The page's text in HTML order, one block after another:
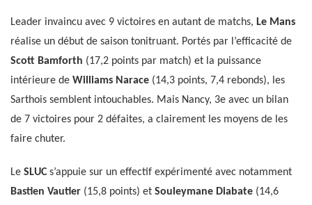
Leader invaincu avec 9 victoires en autant de matchs, Le Mans
réalise un début de saison tonitruant. Portés par l’efficacité de
Scott Bamforth (17,2 points par match) et la puissance
intérieure de Williams Narace (14,3 points, 7,4 rebonds), les
Sarthois semblent intouchables. Mais Nancy, 3e avec un bilan
de 7 victoires pour 2 défaites, a clairement les moyens de les
faire chuter.
Le SLUC s’appuie sur un effectif expérimenté avec notamment
Bastien Vautier (15,8 points) et Souleymane Diabate (14,6